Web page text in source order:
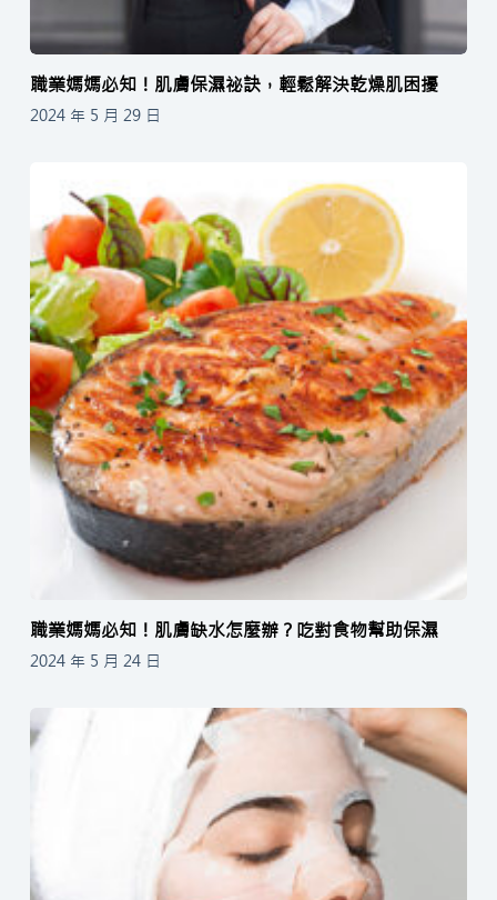
職業媽媽必知！肌膚保濕祕訣，輕鬆解決乾燥肌困擾
2024 年 5 月 29 日
職業媽媽必知！肌膚缺水怎麼辦？吃對食物幫助保濕
2024 年 5 月 24 日